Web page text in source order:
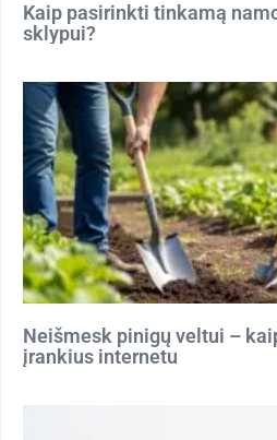
Kaip pasirinkti tinkamą
sklypui?
Neišmesk pinigų veltui –
įrankius internetu